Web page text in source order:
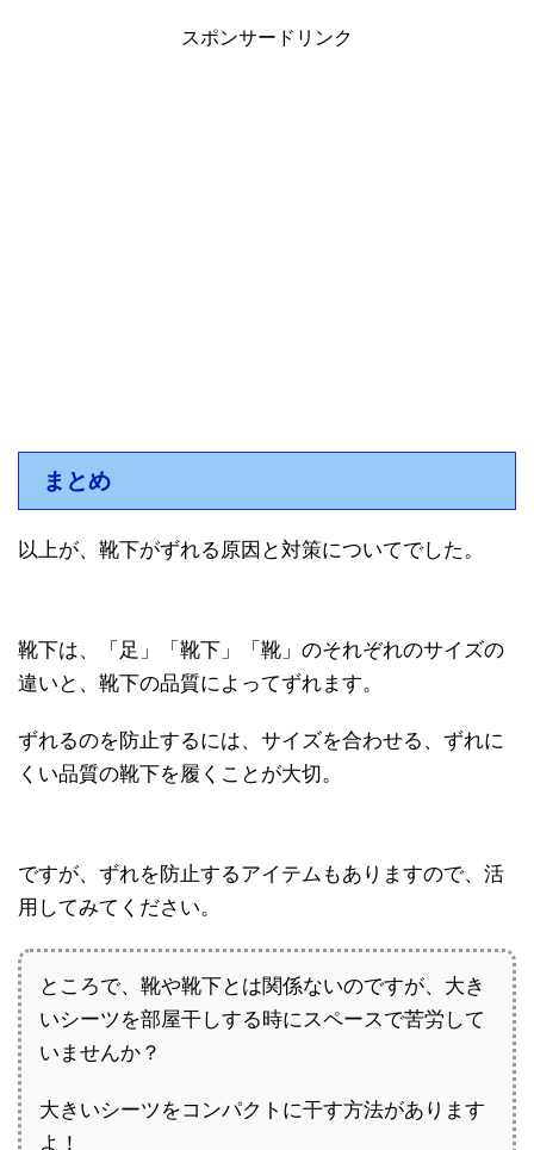
スポンサードリンク
まとめ
以上が、靴下がずれる原因と対策についてでした。
靴下は、「足」「靴下」「靴」のそれぞれのサイズの
違いと、靴下の品質によってずれます。
ずれるのを防止するには、サイズを合わせる、ずれに
くい品質の靴下を履くことが大切。
ですが、ずれを防止するアイテムもありますので、活
用してみてください。
ところで、靴や靴下とは関係ないのですが、大き
いシーツを部屋干しする時にスペースで苦労して
いませんか？
大きいシーツをコンパクトに干す方法があります
よ！